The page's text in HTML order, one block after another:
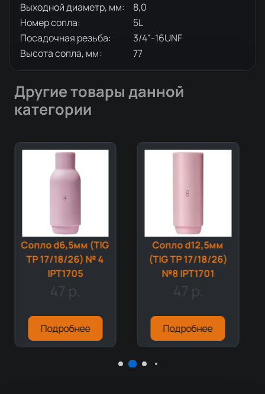
Выходной диаметр, мм:
8,0
Номер сопла:
5L
Посадочная резьба:
3/4"-16UNF
Высота сопла, мм:
77
Другие товары данной
категории
Сопло d6,5мм (TIG
TP 17/18/26) № 4
IPT1705
47 р.
Подробнее
Сопло d12,5мм
(TIG TP 17/18/26)
№8 IPT1701
47 р.
Подробнее